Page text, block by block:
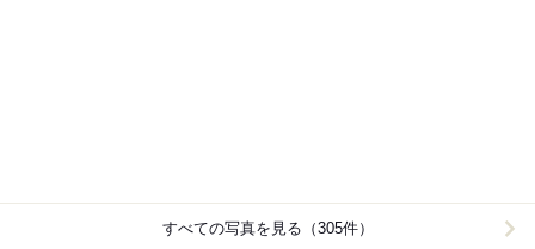
すべての写真を見る（305件）